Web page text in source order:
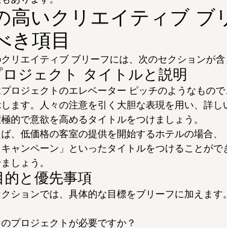
高いクリエイティブ ブ
き項目
リエイティブ ブリーフには、次のセクションが含
ジェクト タイトルと説明
ロジェクトのエレベーター ピッチのようなもの
ます。人々の注意を引く大胆な表現を用い、詳
的で意欲を高めるタイトルをつけましょう。
、低価格の客室の提供を開始するホテルの場合
キャンペーン」といったタイトルをつけることが
しょう。
と優先事項
ションでは、具体的な目標をブリーフに加えま
プロジェクトが必要ですか？